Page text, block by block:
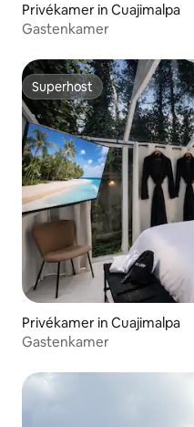
Privékamer in Cuajimalpa
Gastenkamer
Superhost
Superhost
Privékamer in Cuajimalpa
Gastenkamer